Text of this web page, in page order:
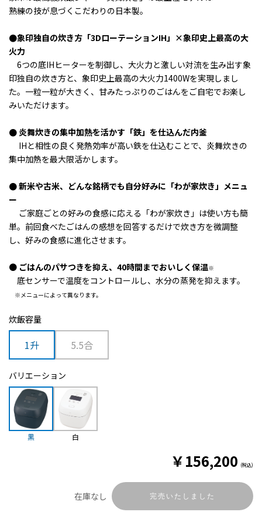
熟練の技が息づくこだわりの日本製。
●象印独自の炊き方「3DローテーションIH」×象印史上最高の大
火力
6つの底IHヒーターを制御し、 大火力と激しい対流を生み出す象
印独自の炊き方と、象印史上最高の大火力1400Wを実現しまし
た。 一粒一粒が大きく、甘みたっぷりのごはんをご自宅でお楽し
みいただけます。
● 炎舞炊きの集中加熱を活かす「鉄」を仕込んだ内釜
IHと相性の良く発熱効率が高い鉄を仕込むことで、炎舞炊きの
集中加熱を最大限活かします。
● 新米や古米、どんな銘柄でも自分好みに「わが家炊き」メニュ
ー
ご家庭ごとの好みの食感に応える「わが家炊き」は使い方も簡
単。 前回食べたごはんの感想を回答するだけで炊き方を微調整
し、好みの食感に進化させます。
● ごはんのパサつきを抑え、40時間までおいしく保温※
底センサーで温度をコントロールし、水分の蒸発を抑えます。
※メニューによって異なります。
炊飯容量
1升 5.5合
バリエーション
黒 白
￥156,200 (税込)
在庫なし 完売いたしました